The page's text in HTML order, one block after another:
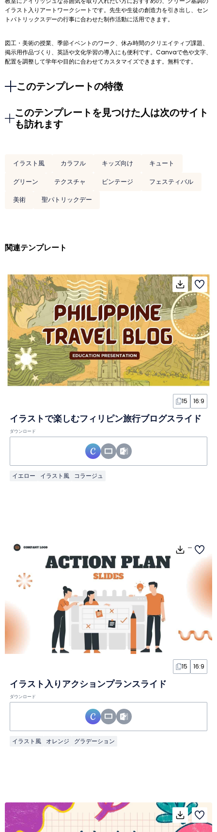
イラスト入りアートワークシートです。先生や生徒の創造力を引き出し、セン
トパトリックスデーの行事に合わせた制作活動に活用できます。
図工・美術の授業、季節イベントのワーク、休み時間のクリエイティブ課題、
掲示用作品づくり、英語や文化学習の導入にも便利です。Canvaで色や文字、
配置を調整して学年や目的に合わせてカスタマイズできます。無料です。
このテンプレートの特徴
このテンプレートを見つけた人は次のサイト
も訪れます
イラスト風 カラフル キッズ向け
キュート
グリーン
テクスチャ ビンテージ
フェスティバル
美術
聖パトリックデー
関連テンプレート
15 16:9
イラストで楽しむフィリピン旅行ブログスライド
ダウンロード
イエロー イラスト風 コラージュ
15 16:9
イラスト入りアクションプランスライド
ダウンロード
イラスト風 オレンジ グラデーション